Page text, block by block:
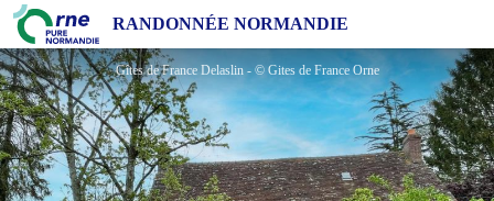
RANDONNÉE NORMANDIE
Gîtes de France Delaslin
Gîtes de France Delaslin - © Gites de France Orne